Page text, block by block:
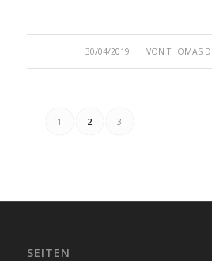
30/04/2019
/ VONTHOMAS
1 2 3
SEITEN